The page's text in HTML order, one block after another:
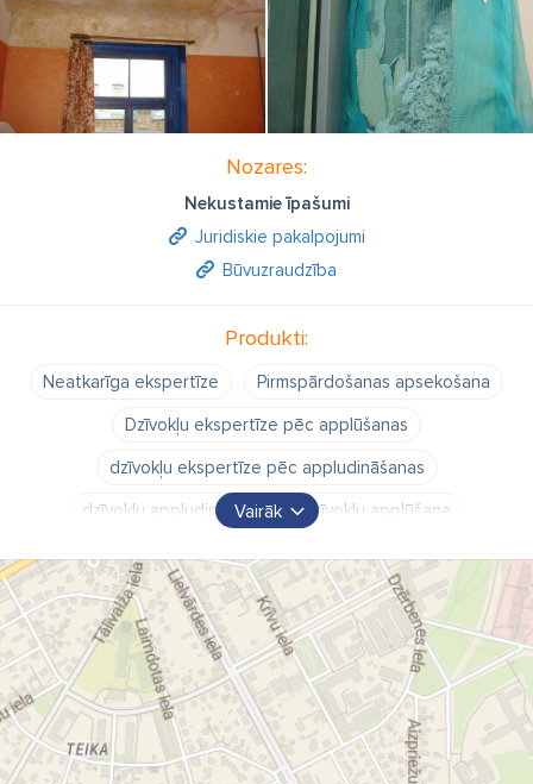
Nozares:
Nekustamie īpašumi
Juridiskie pakalpojumi
Būvuzraudzība
Produkti:
Neatkarīga ekspertīze
Pirmspārdošanas apsekošana
Dzīvokļu ekspertīze pēc applūšanas
dzīvokļu ekspertīze pēc appludināšanas
dzīvokļu appludināšana
dzīvokļu applūšana
appludināto dzīvokļu ekspertīze
applūduši dzīvokļi
appludināti dzīvokļi
Patērētāju un īrnieku tiesību aizsardzības neatkarīgo
ekspertu asociācija
Vairāk